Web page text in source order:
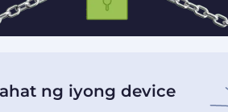
ng iyong device